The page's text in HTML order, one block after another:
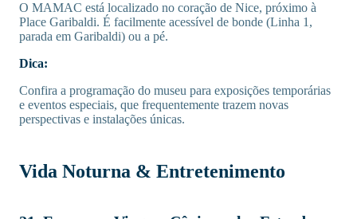
O MAMAC está localizado no coração de Nice, próximo à
Place Garibaldi. É facilmente acessível de bonde (Linha 1,
parada em Garibaldi) ou a pé.
Dica:
Confira a programação do museu para exposições temporárias
e eventos especiais, que frequentemente trazem novas
perspectivas e instalações únicas.
Vida Noturna & Entretenimento